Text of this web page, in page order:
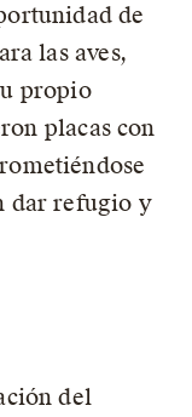
de
las aves,
propio
placas con
dar refugio y
del